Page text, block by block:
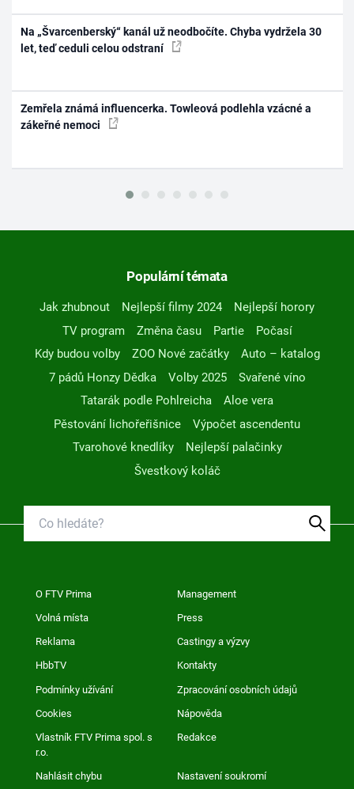
Na „Švarcenberský“ kanál už neodbočíte. Chyba vydržela 30
let, teď ceduli celou odstraní
Zemřela známá influencerka. Towleová podlehla vzácné a
zákeřné nemoci
Populární témata
Jak zhubnout Nejlepší filmy 2024
Nejlepší horory
TV program
Změna času Partie
Počasí
Kdy budou volby
ZOO Nové začátky
Auto – katalog
7 pádů Honzy Dědka
Volby 2025
Svařené víno
Tatarák podle Pohlreicha
Aloe vera
Pěstování lichořeřišnice
Výpočet ascendentu
Tvarohové knedlíky
Nejlepší palačinky
Švestkový koláč
O FTV Prima Management
Volná místa Press
Reklama Castingy a výzvy
HbbTV Kontakty
Podmínky užívání Zpracování osobních údajů
Cookies Nápověda
Vlastník FTV Prima spol. s
r.o.
Redakce
Nahlásit chybu Nastavení soukromí